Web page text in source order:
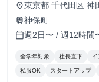
place東京都 千代田区 神
５０２号室
train神保町
calendar_today週2日〜 / 週12時間
全学年対象 社長直下
私服OK スタートアップ